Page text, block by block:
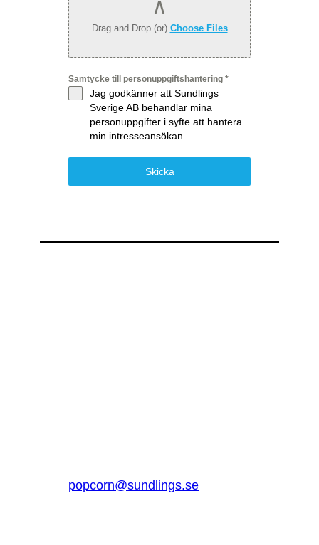
Drag and Drop (or) Choose Files
Samtycke till personuppgiftshantering *
Jag godkänner att Sundlings
Sverige AB behandlar mina
personuppgifter i syfte att hantera
min intresseansökan.
Skicka
popcorn@sundlings.se